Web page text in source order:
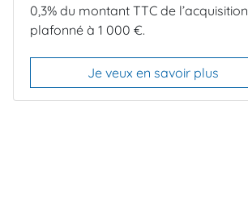
0,3% du montant TTC de l’acquisition,
plafonné à1 000 €.
Je veux en savoir plus